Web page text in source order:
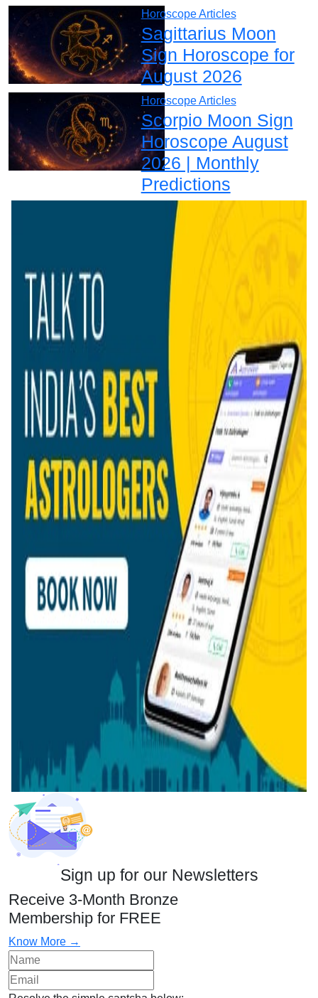
Horoscope Articles
Sagittarius Moon
Sign Horoscope for
August 2026
Horoscope Articles
Scorpio Moon Sign
Horoscope August
2026 | Monthly
Predictions
Sign up for our Newsletters
Receive 3-Month Bronze
Membership for FREE
Know More →